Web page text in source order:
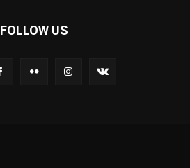
FOLLOW US